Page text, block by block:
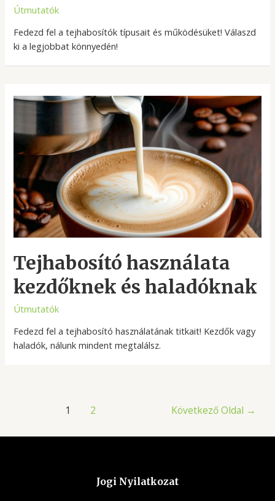
Útmutatók
Fedezd fel a tejhabosítók típusait és működésüket! Válaszd
ki a legjobbat könnyedén!
Tejhabosító használata
kezdőknek és haladóknak
Útmutatók
Fedezd fel a tejhabosító használatának titkait! Kezdők vagy
haladók, nálunk mindent megtalálsz.
1 2 Következő Oldal →
Jogi Nyilatkozat